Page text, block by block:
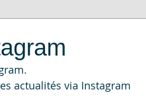
actualités via Instagram